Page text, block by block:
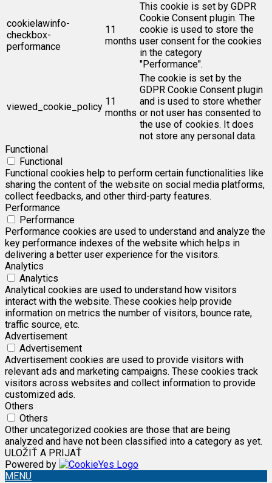
cookielawinfo-
checkbox-
performance
11
months
This cookie is set by GDPR
Cookie Consent plugin. The
cookie is used to store the
user consent for the cookies
in the category
"Performance".
viewed_cookie_policy 11
months
The cookie is set by the
GDPR Cookie Consent plugin
and is used to store whether
or not user has consented to
the use of cookies. It does
not store any personal data.
Functional
Functional
Functional cookies help to perform certain functionalities like
sharing the content of the website on social media platforms,
collect feedbacks, and other third-party features.
Performance
Performance
Performance cookies are used to understand and analyze the
key performance indexes of the website which helps in
delivering a better user experience for the visitors.
Analytics
Analytics
Analytical cookies are used to understand how visitors
interact with the website. These cookies help provide
information on metrics the number of visitors, bounce rate,
traffic source, etc.
Advertisement
Advertisement
Advertisement cookies are used to provide visitors with
relevant ads and marketing campaigns. These cookies track
visitors across websites and collect information to provide
customized ads.
Others
Others
Other uncategorized cookies are those that are being
analyzed and have not been classified into a category as yet.
ULOŽIŤ A PRIJAŤ
Powered by
MENU